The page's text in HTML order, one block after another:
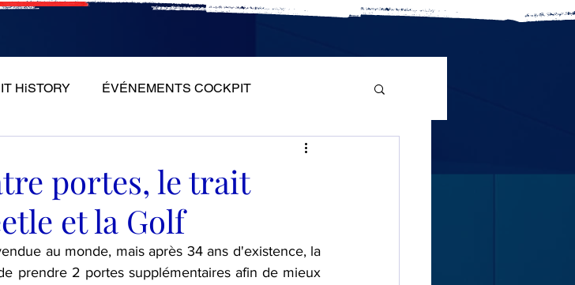
HiSTORY ÉVÉNEMENTS COCKPIT
portes, le trait
et la Golf
au monde, mais après 34 ans d'existence, la
prendre 2 portes supplémentaires afin de mieux